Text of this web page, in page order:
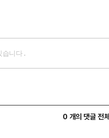
0 개의 댓글 전